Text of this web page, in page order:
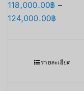
118,000.00฿ –
124,000.00฿
through
รายละเอียด